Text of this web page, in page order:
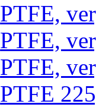
PTFE,
PTFE,
PTFE,
PTFE